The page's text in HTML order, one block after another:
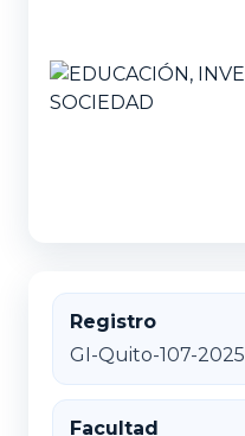
Registro
GI-Quito-107-2025
Facultad